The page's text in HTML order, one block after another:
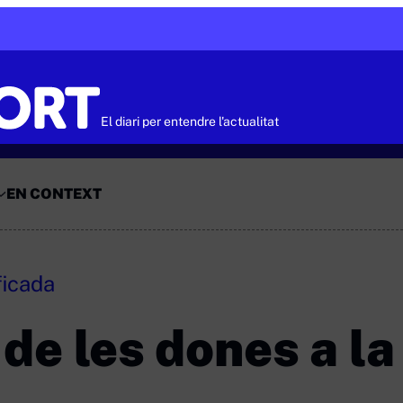
El diari per entendre l'actualitat
EN CONTEXT
les dones a la